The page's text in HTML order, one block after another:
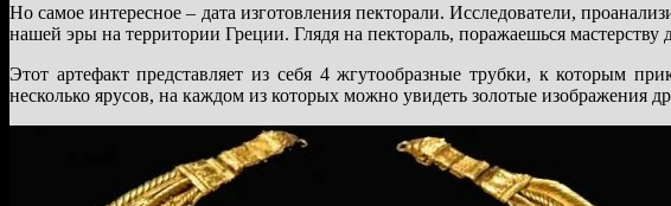
Но самое интересное – дата изготовления пекторали. Исследователи,
нашей эры на территории Греции. Глядя на пектораль, поражаешься мастерству
Этот артефакт представляет из себя 4 жгутообразные трубки, к которым
несколько ярусов, на каждом из которых можно увидеть золотые изображения